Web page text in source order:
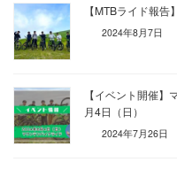
【MTBライド報
2024年8月7日
【イベント開催
月4日（日）
2024年7月26日